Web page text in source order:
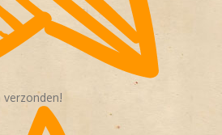
verzonden!